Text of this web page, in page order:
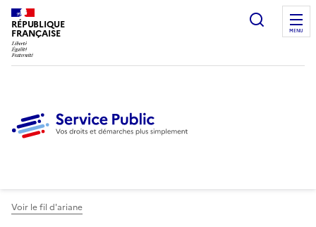
RÉPUBLIQUE
FRANÇAISE
Ouvrir
MENU
Voir le fil d'ariane